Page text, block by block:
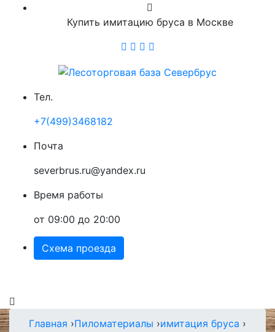
Купить имитацию бруса в Москве
Тел.
+7(499)3468182
Почта
severbrus.ru@yandex.ru
Время работы
от 09:00 до 20:00
Схема проезда
Главная ›Пиломатериалы ›имитация бруса ›